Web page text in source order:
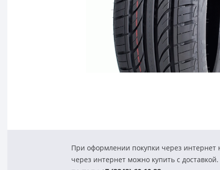
При оформлении покупки через интернет
через интернет можно купить с